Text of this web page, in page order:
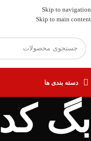
Skip to navigation
Skip to main content
دسته بندی ها
بگ کد 54